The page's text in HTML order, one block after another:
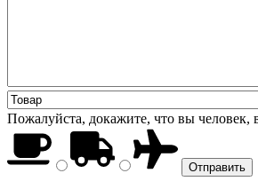
Пожалуйста, докажите, что вы человек,